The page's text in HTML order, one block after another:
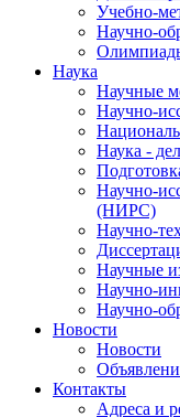
Учебно-
Научно-
Наука
Научные
Научно-
Наука -
Научно-
(НИРС)
Научно-
Научные
Научно-
Научно-
Новости
Новости
Контакты
Адреса и